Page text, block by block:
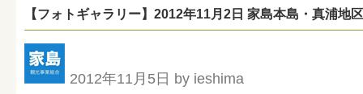
【フォトギャラリー】2012年11月2日 家島本島・真浦地
2012年11月5日 by ieshima